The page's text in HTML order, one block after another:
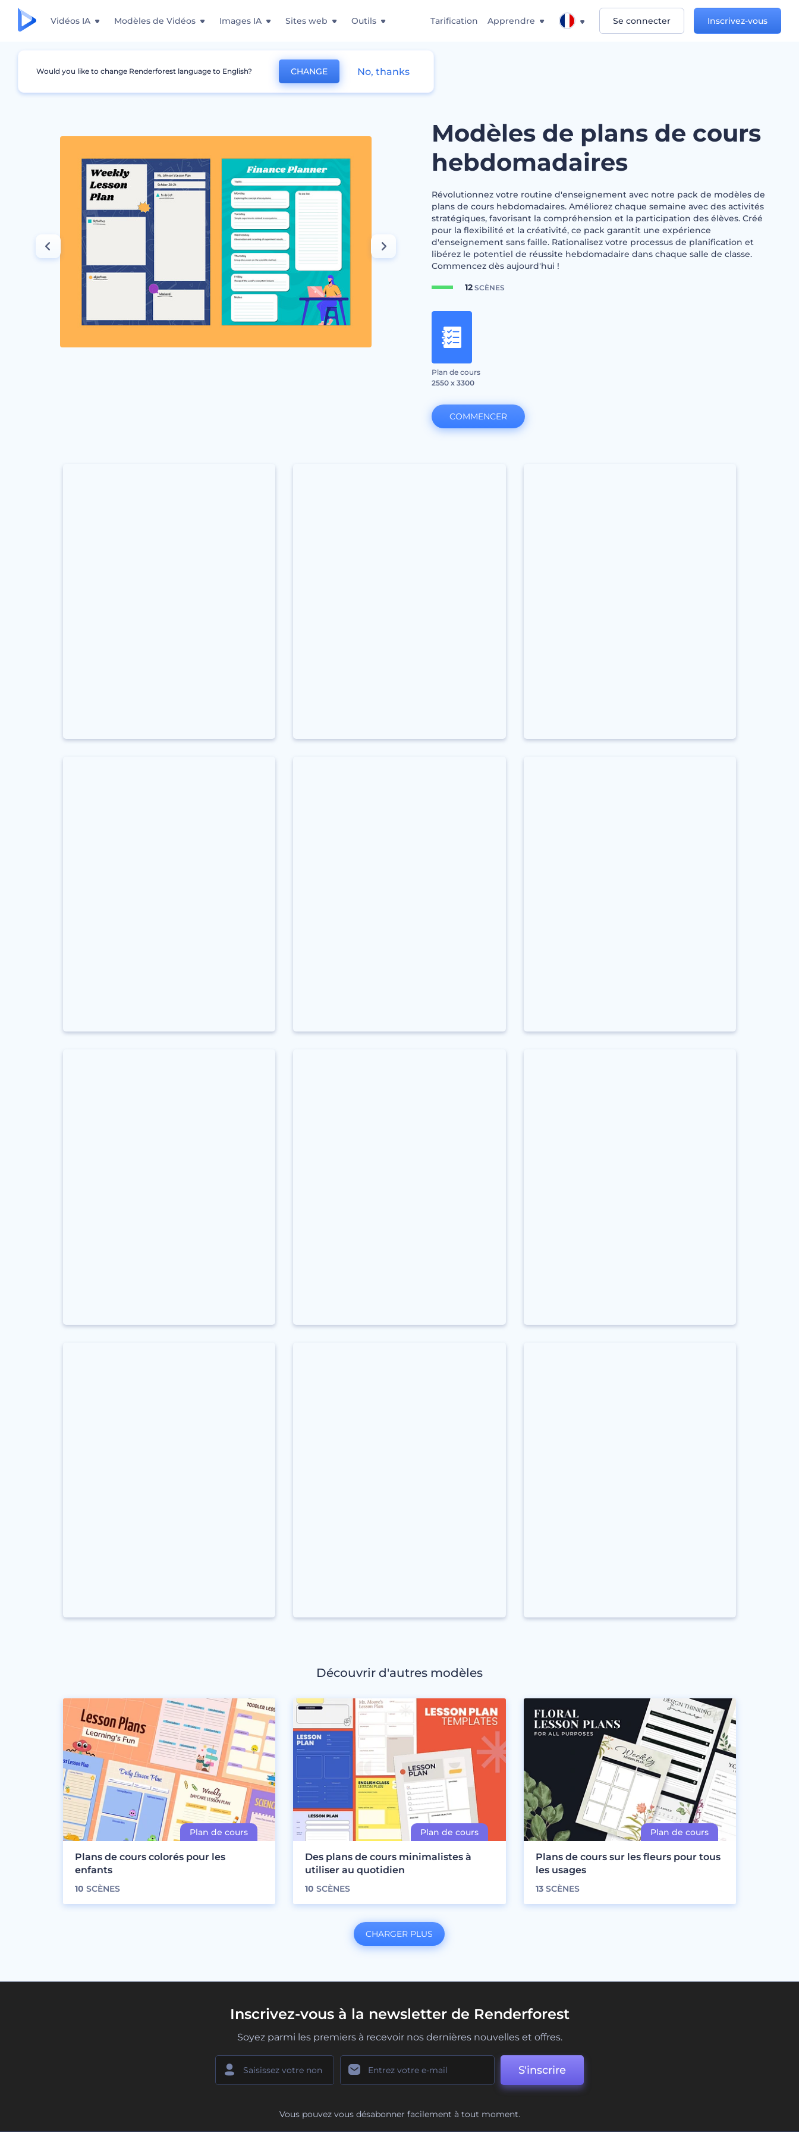
Vidéos IA Modèles de Vidéos Images IA Sites web Outils Tarification Apprendre Se connecter Inscrivez-vous
Graphismes Plan de cours Modèles de plans de cours hebdomadaires
Modèles de plans de cours
hebdomadaires
Révolutionnez votre routine d'enseignement avec notre pack de modèles de
plans de cours hebdomadaires. Améliorez chaque semaine avec des activités
stratégiques, favorisant la compréhension et la participation des élèves. Créé
pour la flexibilité et la créativité, ce pack garantit une expérience
d'enseignement sans faille. Rationalisez votre processus de planification et
libérez le potentiel de réussite hebdomadaire dans chaque salle de classe.
Commencez dès aujourd'hui !
12SCÈNES
Plan de cours
2550 x 3300
COMMENCER
Découvrir d'autres modèles
Plans de cours colorés pour les
enfants
10 SCÈNES
Des plans de cours minimalistes à
utiliser au quotidien
10 SCÈNES
Plans de cours sur les fleurs pour tous
les usages
13SCÈNES
CHARGER PLUS
Inscrivez-vous à la newsletter de Renderforest
Soyez parmi les premiers à recevoir nos dernières nouvelles et offres.
S'inscrire
Vous pouvez vous désabonner facilement à tout moment.
Would you like to change Renderforest language to English? CHANGE No, thanks